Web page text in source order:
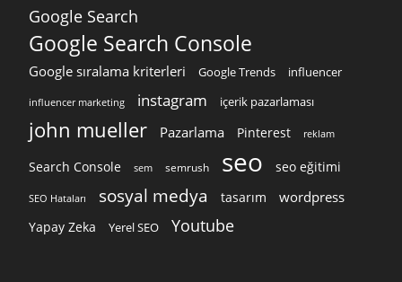
Google Search
Google Search Console
Google sıralama kriterleri Google Trends influencer
influencer marketing instagram içerik pazarlaması
john mueller Pazarlama Pinterest reklam
Search Console sem semrush seo seo eğitimi
SEO Hataları sosyal medya tasarım wordpress
Yapay Zeka Yerel SEO Youtube